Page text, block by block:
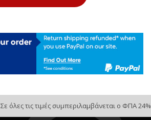
Σε όλες τις τιμές συμπεριλαμβάνεται ο ΦΠΑ 24%